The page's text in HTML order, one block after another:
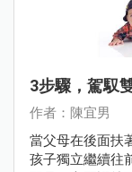
3步驟，駕馭
作者：陳宜男
當父母在後面扶
孩子獨立繼續往